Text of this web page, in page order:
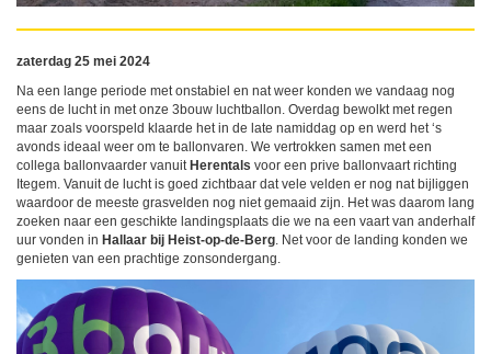
zaterdag 25 mei 2024
Na een lange periode met onstabiel en nat weer konden we vandaag nog
eens de lucht in met onze 3bouw luchtballon. Overdag bewolkt met regen
maar zoals voorspeld klaarde het in de late namiddag op en werd het ‘s
avonds ideaal weer om te ballonvaren. We vertrokken samen met een
collega ballonvaarder vanuit Herentals voor een prive ballonvaart richting
Itegem. Vanuit de lucht is goed zichtbaar dat vele velden er nog nat bijliggen
waardoor de meeste grasvelden nog niet gemaaid zijn. Het was daarom lang
zoeken naar een geschikte landingsplaats die we na een vaart van anderhalf
uur vonden in Hallaar bij Heist-op-de-Berg . Net voor de landing konden we
genieten van een prachtige zonsondergang.